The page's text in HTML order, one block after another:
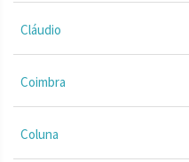
Cláudio
Coimbra
Coluna